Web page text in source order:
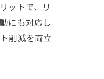
ットで、リ
にも対応し
削減を両立